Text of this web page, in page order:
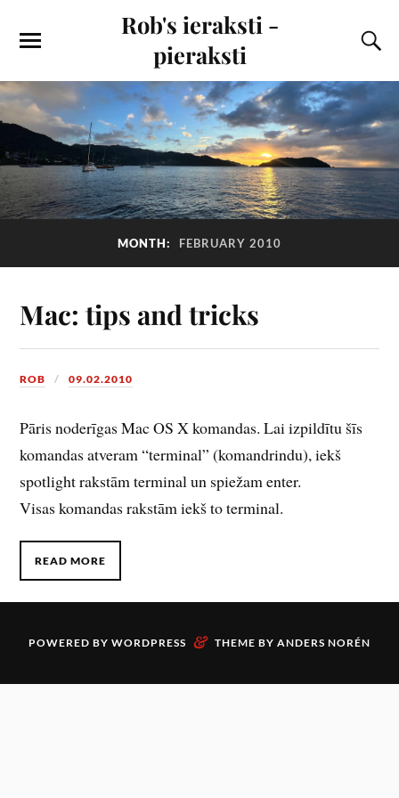
Rob's ieraksti -
pieraksti
MONTH: FEBRUARY 2010
Mac: tips and tricks
ROB 09.02.2010
Pāris noderīgas Mac OS X komandas. Lai izpildītu šīs
komandas atveram “terminal” (komandrindu), iekš
spotlight rakstām terminal un spiežam enter.
Visas komandas rakstām iekš to terminal.
READ MORE
POWERED BY WORDPRESS & THEME BY ANDERS NORÉN